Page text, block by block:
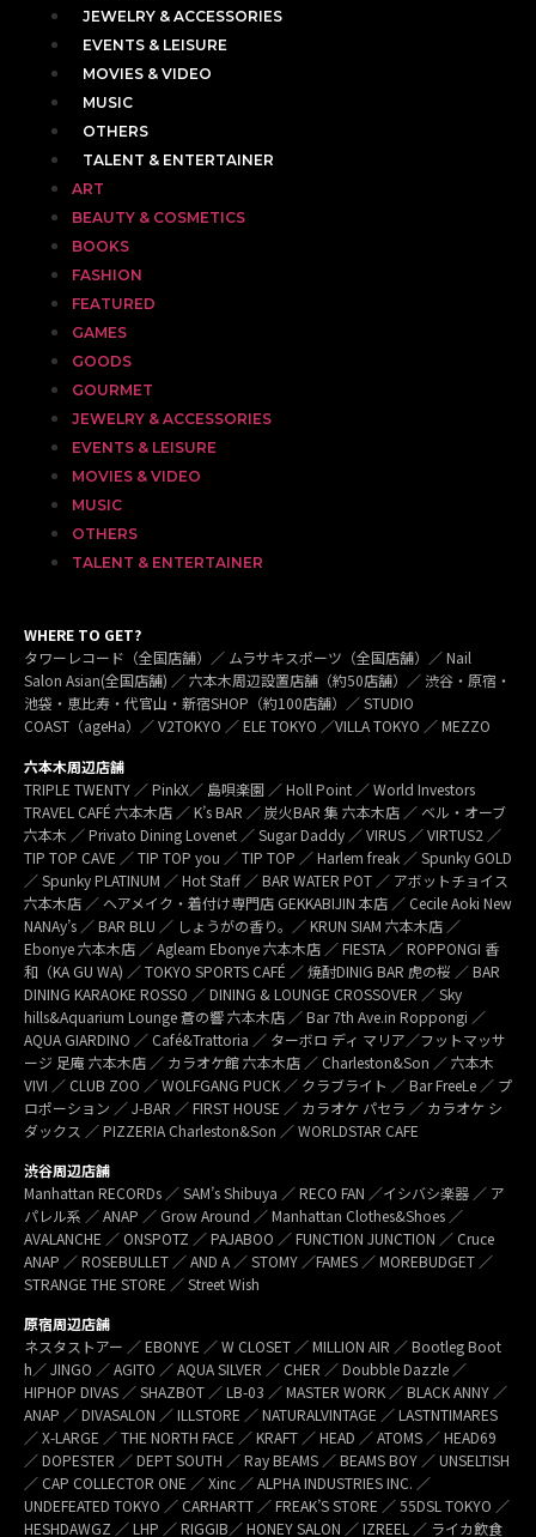
JEWELRY & ACCESSORIES
EVENTS & LEISURE
MOVIES & VIDEO
MUSIC
OTHERS
TALENT & ENTERTAINER
ART
BEAUTY & COSMETICS
BOOKS
FASHION
FEATURED
GAMES
GOODS
GOURMET
JEWELRY & ACCESSORIES
EVENTS & LEISURE
MOVIES & VIDEO
MUSIC
OTHERS
TALENT & ENTERTAINER
WHERE TO GET?
タワーレコード（全国店舗）／ ムラサキスポーツ（全国店舗）／ Nail
Salon Asian(全国店舗) ／ 六本木周辺設置店舗（約50店舗）／ 渋谷・原宿・
池袋・恵比寿・代官山・新宿SHOP（約100店舗）／ STUDIO
COAST（ageHa）／ V2TOKYO ／ ELE TOKYO ／VILLA TOKYO ／ MEZZO
六本木周辺店舗
TRIPLE TWENTY ／ PinkX／ 島唄楽園 ／ Holl Point ／ World Investors
TRAVEL CAFÉ 六本木店 ／ K’s BAR ／ 炭火BAR 集 六本木店 ／ ベル・オーブ
六本木 ／ Privato Dining Lovenet ／ Sugar Daddy ／ VIRUS ／ VIRTUS2 ／
TIP TOP CAVE ／ TIP TOP you ／ TIP TOP ／ Harlem freak ／ Spunky GOLD
／ Spunky PLATINUM ／ Hot Staff ／ BAR WATER POT ／ アボットチョイス
六本木店 ／ ヘアメイク・着付け専門店 GEKKABIJIN 本店 ／ Cecile Aoki New
NANAy’s ／ BAR BLU ／ しょうがの香り。／ KRUN SIAM 六本木店 ／
Ebonye 六本木店 ／ Agleam Ebonye 六本木店 ／ FIESTA ／ ROPPONGI 香
和（KA GU WA) ／ TOKYO SPORTS CAFÉ ／ 焼酎DINIG BAR 虎の桜 ／ BAR
DINING KARAOKE ROSSO ／ DINING & LOUNGE CROSSOVER ／ Sky
hills&Aquarium Lounge 蒼の響 六本木店 ／ Bar 7th Ave.in Roppongi ／
AQUA GIARDINO ／ Café&Trattoria ／ ターボロ ディ マリア／フットマッサ
ージ 足庵 六本木店 ／ カラオケ館 六本木店 ／ Charleston&Son ／ 六本木
VIVI ／ CLUB ZOO ／ WOLFGANG PUCK ／ クラブライト ／ Bar FreeLe ／ プ
ロポーション ／ J-BAR ／ FIRST HOUSE ／ カラオケ パセラ ／ カラオケ シ
ダックス ／ PIZZERIA Charleston&Son ／ WORLDSTAR CAFE
渋谷周辺店舗
Manhattan RECORDs ／ SAM’s Shibuya ／ RECO FAN ／イシバシ楽器 ／ ア
パレル系 ／ ANAP ／ Grow Around ／ Manhattan Clothes&Shoes ／
AVALANCHE ／ ONSPOTZ ／ PAJABOO ／ FUNCTION JUNCTION ／ Cruce
ANAP ／ ROSEBULLET ／ AND A ／ STOMY ／FAMES ／ MOREBUDGET ／
STRANGE THE STORE ／ Street Wish
原宿周辺店舗
ネスタストアー ／ EBONYE ／ W CLOSET ／ MILLION AIR ／ Bootleg Boot
h／ JINGO ／ AGITO ／ AQUA SILVER ／ CHER ／ Doubble Dazzle ／
HIPHOP DIVAS ／ SHAZBOT ／ LB-03 ／ MASTER WORK ／ BLACK ANNY ／
ANAP ／ DIVASALON ／ ILLSTORE ／ NATURALVINTAGE ／ LASTNTIMARES
／ X-LARGE ／ THE NORTH FACE ／ KRAFT ／ HEAD ／ ATOMS ／ HEAD69
／ DOPESTER ／ DEPT SOUTH ／ Ray BEAMS ／ BEAMS BOY ／ UNSELTISH
／ CAP COLLECTOR ONE ／ Xinc ／ ALPHA INDUSTRIES INC. ／
UNDEFEATED TOKYO ／ CARHARTT ／ FREAK’S STORE ／ 55DSL TOKYO ／
HESHDAWGZ ／ LHP ／ RIGGIB／ HONEY SALON ／ IZREEL ／ ライカ飲食